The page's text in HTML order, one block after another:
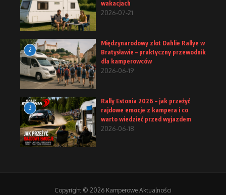
wakacjach
2026-07-21
2
Międzynarodowy zlot Dahlie Rallye w
Bratysławie – praktyczny przewodnik
dla kamperowców
2026-06-19
3
Rally Estonia 2026 – jak przeżyć
rajdowe emocje z kampera i co
warto wiedzieć przed wyjazdem
2026-06-18
Copyright © 2026 Kamperowe Aktualności